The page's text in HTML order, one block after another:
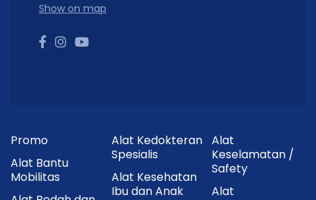
Show on map
Promo
Alat Bantu
Mobilitas
Alat Kedokteran
Spesialis
Alat Kesehatan
Ibu dan Anak
Alat
Keselamatan /
Safety
Alat